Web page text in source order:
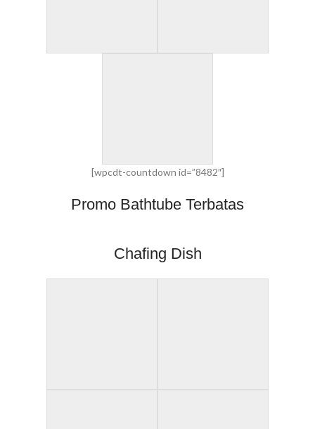
[wpcdt-countdown id=”8482″]
Promo Bathtube Terbatas
Chafing Dish